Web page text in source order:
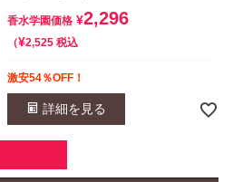
香水学園価格 ¥2,296
¥2,525 税込
激安54％OFF！
詳細を見る